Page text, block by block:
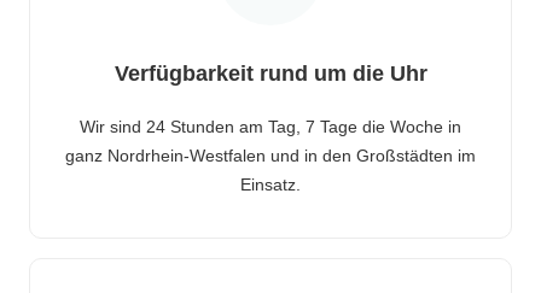
Verfügbarkeit rund um die Uhr
Wir sind 24 Stunden am Tag, 7 Tage die Woche in
ganz Nordrhein-Westfalen und in den Großstädten im
Einsatz.